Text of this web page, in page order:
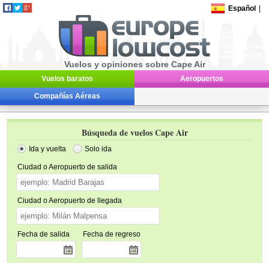
Español
Vuelos y opiniones sobre Cape Air
Vuelos baratos Aeropuertos
Compañías Aéreas
Búsqueda de vuelos Cape Air
Ida y vuelta Solo ida
Ciudad o Aeropuerto de salida
Ciudad o Aeropuerto de llegada
Fecha de salida Fecha de regreso